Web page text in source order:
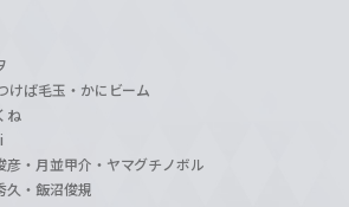
ば毛玉・かにビーム
ね
・月並甲介・ヤマグチノボル
・飯沼俊規